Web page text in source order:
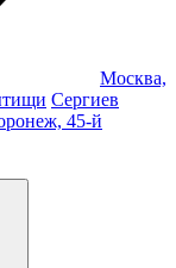
Москва,
Сергиев
45-й